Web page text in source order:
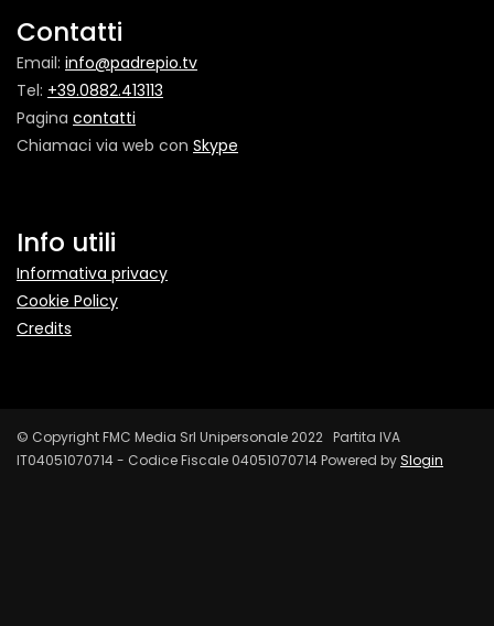
Contatti
Email: info@padrepio.tv
Tel: +39.0882.413113
Pagina contatti
Chiamaci via web con Skype
Info utili
Informativa privacy
Cookie Policy
Credits
© Copyright FMC Media Srl Unipersonale 2022 Partita IVA
IT04051070714 - Codice Fiscale 04051070714 Powered bySlogin